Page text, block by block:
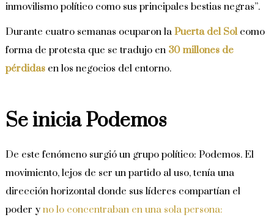
inmovilismo político como sus principales bestias negras”.
Durante cuatro semanas ocuparon laPuerta del Solcomo
forma de protesta que se tradujo en 30 millones de
pérdidas en los negocios del entorno.
Se inicia Podemos
De este fenómeno surgió un grupo político: Podemos. El
movimiento, lejos de ser un partido al uso, tenía una
dirección horizontal donde sus líderes compartían el
poder yno lo concentraban en una sola persona: